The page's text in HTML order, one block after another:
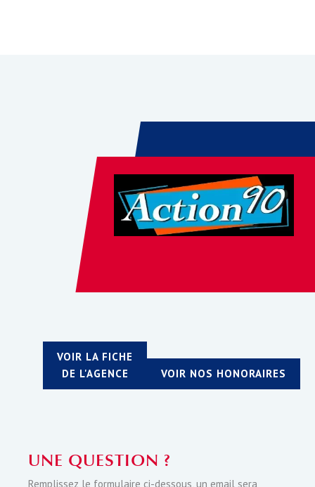
VOIR LA FICHE
DE L'AGENCE
VOIR NOS HONORAIRES
UNE QUESTION ?
Remplissez le formulaire ci-dessous, un email sera